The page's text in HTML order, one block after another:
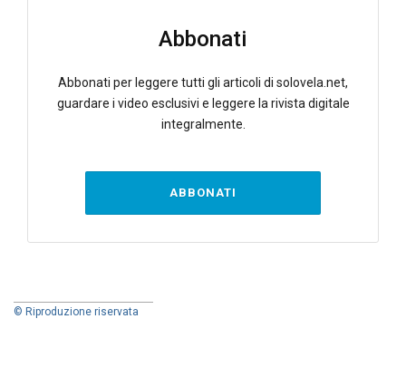
Abbonati
Abbonati per leggere tutti gli articoli di solovela.net,
guardare i video esclusivi e leggere la rivista digitale
integralmente.
ABBONATI
© Riproduzione riservata